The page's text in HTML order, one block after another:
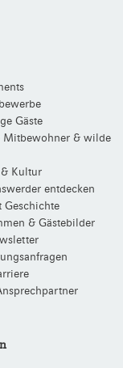
Gäste
Mitbewohner & wilde
Kultur
entdecken
Geschichte
& Gästebilder